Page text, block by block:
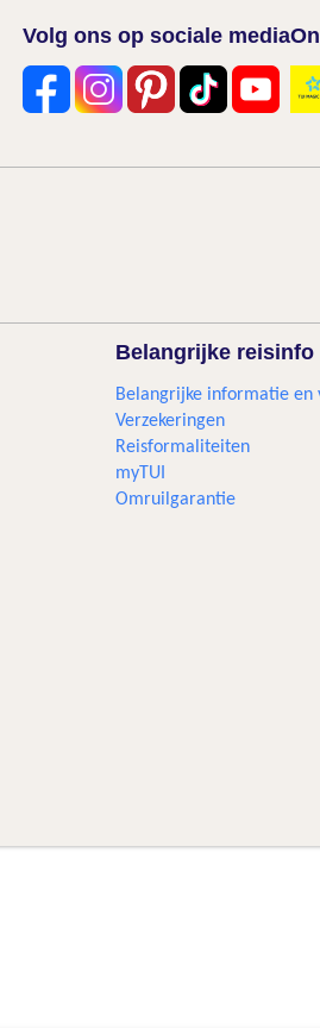
Volg ons op sociale media
Belangrijke reisinfo
Belangrijke informatie en
Verzekeringen
Reisformaliteiten
myTUI
Omruilgarantie